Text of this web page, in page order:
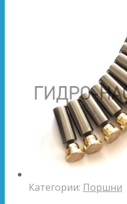
Категории: Поршни